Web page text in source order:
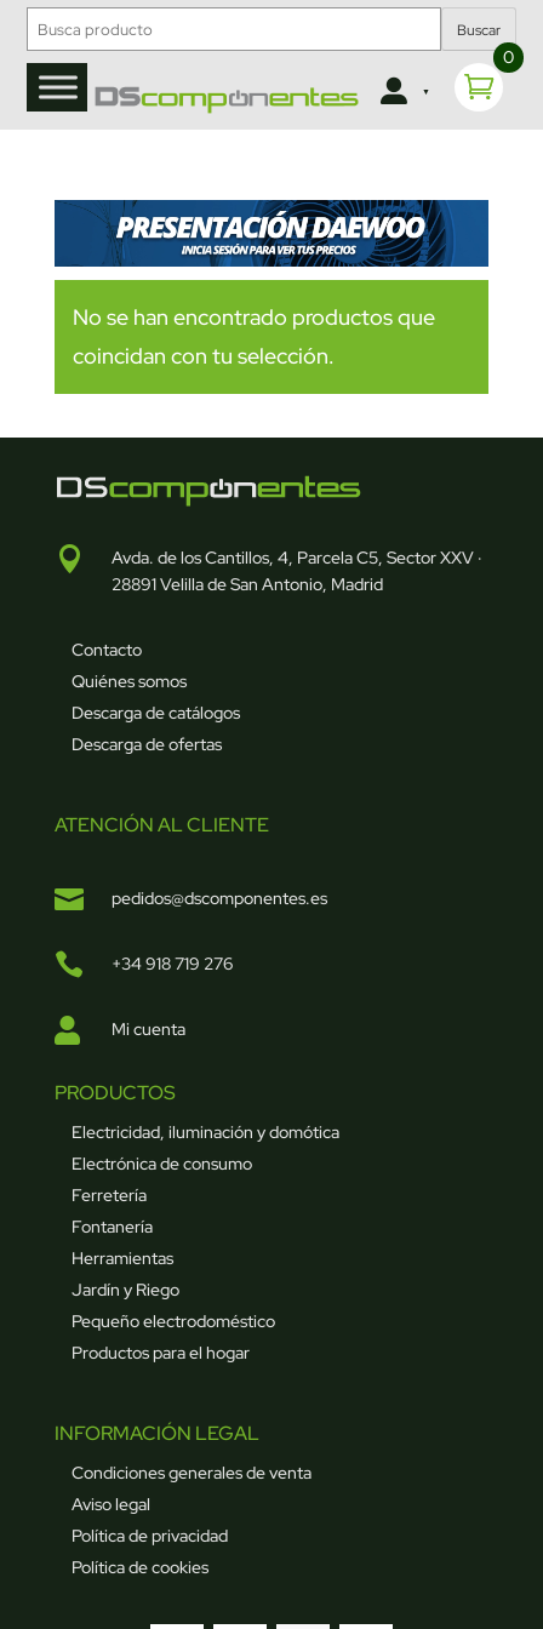
Buscar
0
No se han encontrado productos que
coincidan con tu selección.

Avda. de los Cantillos, 4, Parcela C5, Sector XXV ·
28891 Velilla de San Antonio, Madrid
Contacto
Quiénes somos
Descarga de catálogos
Descarga de ofertas
ATENCIÓN AL CLIENTE
 pedidos@dscomponentes.es
 +34 918 719 276
 Mi cuenta
PRODUCTOS
Electricidad, iluminación y domótica
Electrónica de consumo
Ferretería
Fontanería
Herramientas
Jardín y Riego
Pequeño electrodoméstico
Productos para el hogar
INFORMACIÓN LEGAL
Condiciones generales de venta
Aviso legal
Política de privacidad
Política de cookies